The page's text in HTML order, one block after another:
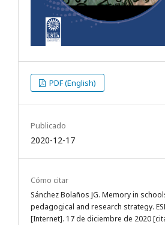
PDF (English)
Publicado
2020-12-17
Cómo citar
Sánchez Bolaños JG. Memory in
pedagogical and research strategy.
[Internet]. 17 de diciembre de 2020